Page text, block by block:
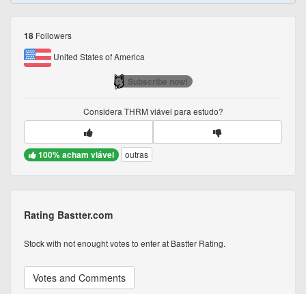
18 Followers
United States of America
Subscribe now!
Considera THRM viável para estudo?
100% acham viável outras
Rating Bastter.com
Stock with not enought votes to enter at Bastter Rating.
Votes and Comments